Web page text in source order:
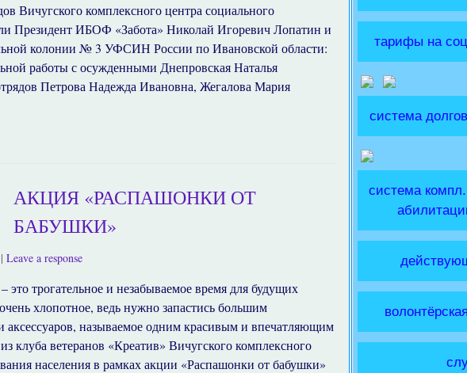
Вичугского комплексного центра социального
Президент ИБОФ «Забота» Николай Игоревич Лопатин и
колонии № 3 УФСИН России по Ивановской области:
работы с осужденными Днепровская Наталья
Петрова Надежда Ивановна, Жегалова Мария
АКЦИЯ «РАСПАШОНКИ ОТ
БАБУШКИ»
Leave a response
трогательное и незабываемое время для будущих
хлопотное, ведь нужно запастись большим
аксессуаров, называемое одним красивым и впечатляющим
клуба ветеранов «Креатив» Вичугского комплексного
населения в рамках акции «Распашонки от бабушки»
тарифы на
система
система